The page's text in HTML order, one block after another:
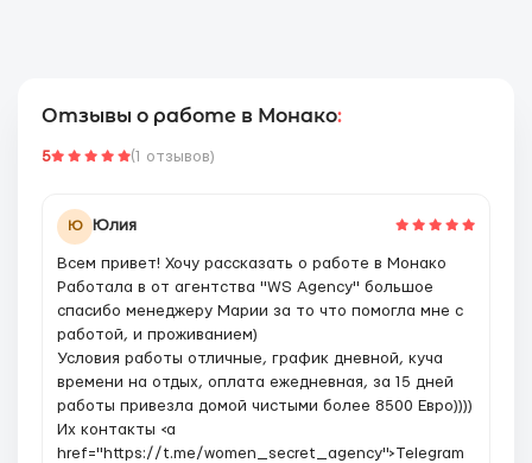
Отзывы о работе в Монако:
5 (1 отзывов)
Ю Юлия
Всем привет! Хочу рассказать о работе в Монако
Работала в от агентства "WS Agency" большое
спасибо менеджеру Марии за то что помогла мне с
работой, и проживанием)
Условия работы отличные, график дневной, куча
времени на отдых, оплата ежедневная, за 15 дней
работы привезла домой чистыми более 8500 Евро))))
Их контакты <a
href="https://t.me/women_secret_agency">Telegram